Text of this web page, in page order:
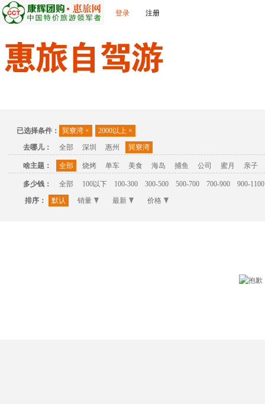
登录 注册
已选择条件： 巽寮湾 × 2000以上 ×
去哪儿：
全部 深圳 惠州 巽寮湾
啥主题： 全部 烧烤 单车 美食 海岛 捕鱼 公司 蜜月 亲子
多少钱： 全部 100以下 100-300 300-500 500-700 700-900
900-1100
排序：
默认 销量 最新 价格